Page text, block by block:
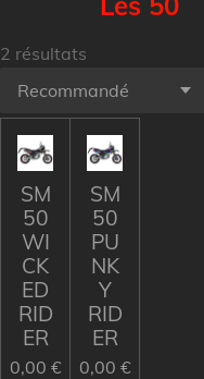
2 résultats
SM
50
WI
CK
ED
RID
ER
0,00 €
SM
50
PU
NK
Y
RID
ER
0,00 €